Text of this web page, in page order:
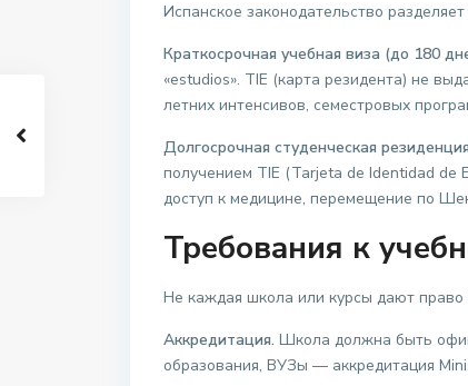
Испанское законодательство
Краткосрочная учебная виза (до 180
«estudios». TIE (карта резидента) не
летних интенсивов, семестровых
Долгосрочная студенческая
получением TIE (Tarjeta de Identidad de
доступ к медицине, перемещение по
Требования к
Не каждая школа или курсы дают право
Аккредитация. Школа должна быть
образования, ВУЗы — аккредитация